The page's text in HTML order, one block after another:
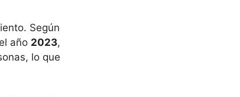
Según
año 2023,
lo que